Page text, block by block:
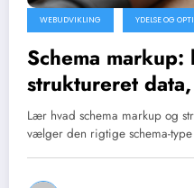
WEBUDVIKLING YDELSE OG
Schema markup:
struktureret
du det på et
Lær hvad schema markup og
vælger den rigtige schema-